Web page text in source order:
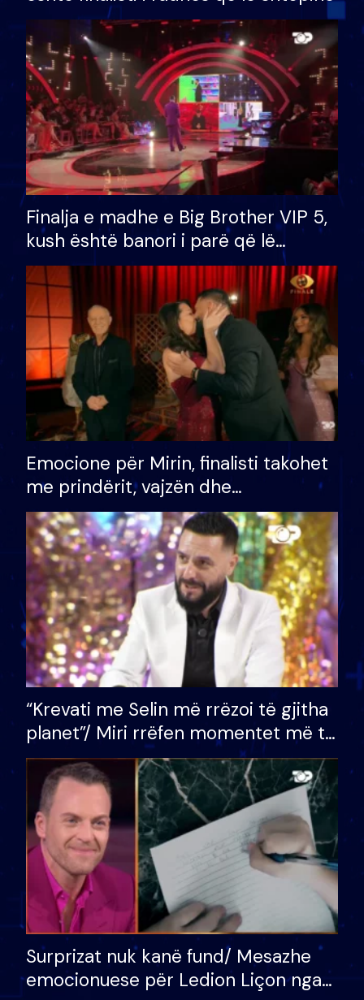
Finalja e madhe e Big Brother VIP 5,
kush është banori i parë që lë
shtëpinë dhe humb mundësinë për
të fituar çmimin e madh
Emocione për Mirin, finalisti takohet
me prindërit, vajzën dhe
bashkëshorten: S’kemi ndonjë letër
divorci apo jo?
“Krevati me Selin më rrëzoi të gjitha
planet”/ Miri rrëfen momentet më të
bukura në shtëpinë e BB VIP: Do më
mungojë zilja e mëngjesit kur…
Surprizat nuk kanë fund/ Mesazhe
emocionuese për Ledion Liçon nga